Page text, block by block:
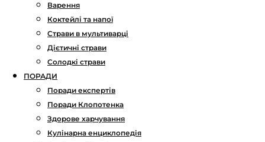
Варення
Коктейлі та напої
Страви в мультиварці
Дієтичні страви
Солодкі страви
ПОРАДИ
Поради експертів
Поради Клопотенка
Здорове харчування
Кулінарна енциклопедія